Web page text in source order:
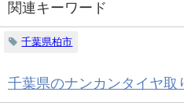
関連キーワード
千葉県柏市
千葉県のナンカンタイヤ取